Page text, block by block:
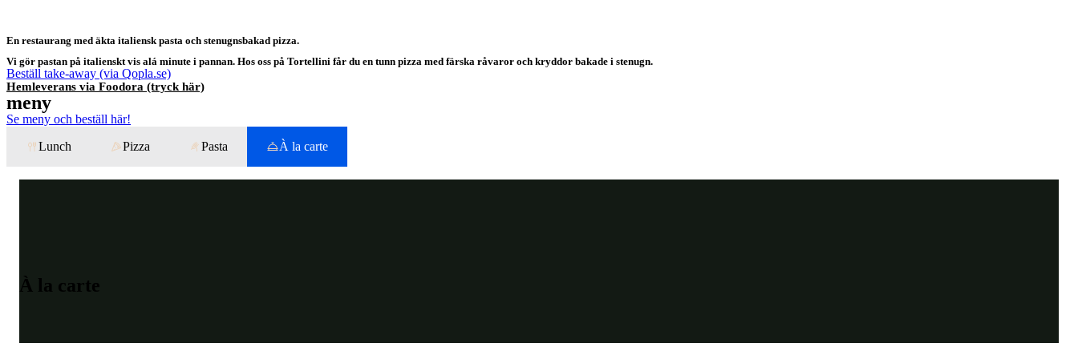
En restaurang med äkta italiensk pasta och stenugnsbakad pizza.
Vi gör pastan på italienskt vis alá minute i pannan. Hos oss på Tortellini får du en tunn pizza med färska råvaror och kryddor bakade i stenugn.
Beställ take-away (via Qopla.se)
Hemleverans via Foodora (tryck här)
meny
Se meny och beställ här!
Lunch
Pizza Pasta À la carte
À la carte